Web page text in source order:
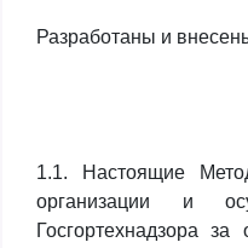
Разработаны и
1.1. Настоящие
организации и
Госгортехнадзора